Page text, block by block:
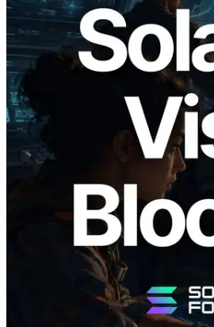
2026.05.24
Validators Solutions
Analyzer — Visualizando
produção de bloco por
responsável